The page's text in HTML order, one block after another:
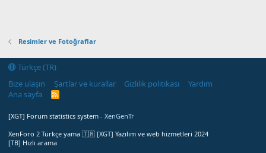
Resimler ve Fotoğraflar
Türkçe (TR)
Bize ulaşın
Şartlar ve kurallar Gizlilik politikası
Yardım
Ana sayfa
R
[XGT] Forum statistics system - XenGenTr
XenForo 2 Türkçe yama 🇹🇷 [XGT] Yazılım ve web hizmetleri 2024
[TB] Hızlı arama